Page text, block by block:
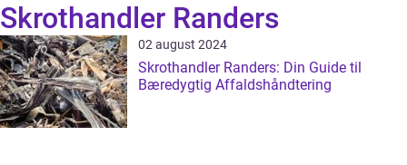
Skrothandler Randers
02 august 2024
Skrothandler Randers: Din Guide til
Bæredygtig Affaldshåndtering